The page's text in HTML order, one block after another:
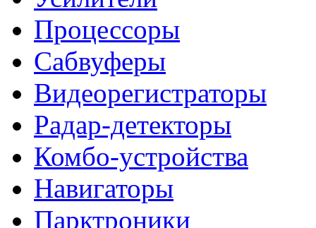
Процессоры
Сабвуферы
Видеорегистраторы
Радар-детекторы
Комбо-устройства
Навигаторы
Парктроники